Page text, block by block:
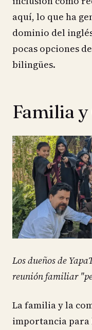
aquí, lo que ha
dominio del
pocas opciones
bilingües.
Familia
Los dueños de
reunión familiar
La familia y la
importancia para